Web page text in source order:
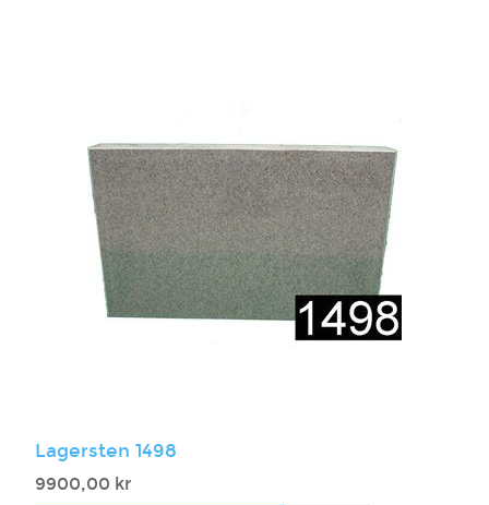
Lagersten 1498
9900,00 kr